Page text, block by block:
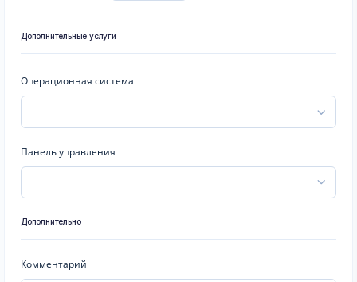
Дополнительные услуги
Операционная система
Панель управления
Дополнительно
Комментарий